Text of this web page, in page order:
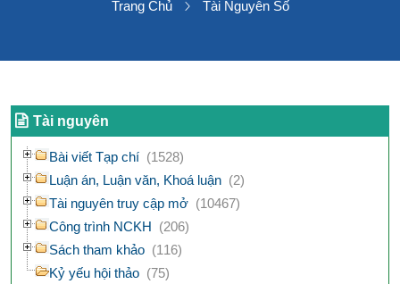
Trang Chủ Tài Nguyên Số
Tài nguyên
Bài viết Tạp chí (1528)
Luận án, Luận văn, Khoá luận (2)
Tài nguyên truy cập mở (10467)
Công trình NCKH (206)
Sách tham khảo (116)
Kỷ yếu hội thảo (75)